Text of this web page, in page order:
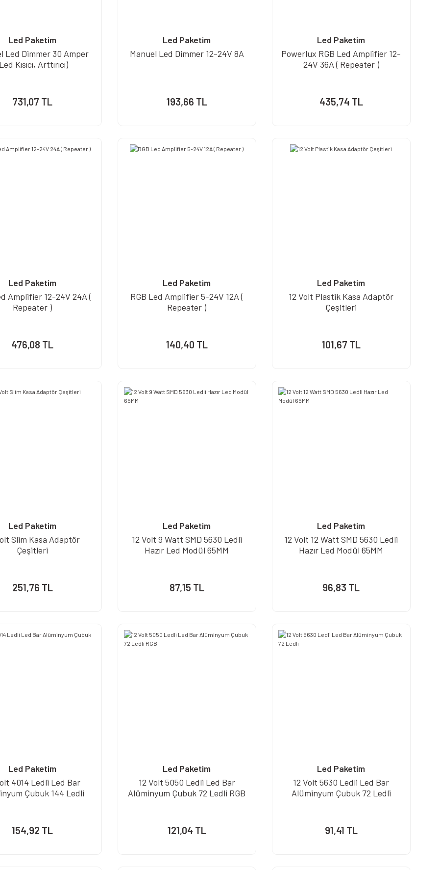
Led Paketim
Led Dimmer 30 Amper
Kısıcı, Arttırıcı)
731,07 TL
Led Paketim
Manuel Led Dimmer 12-24V 8A
193,66 TL
Led Paketim
Powerlux RGB Led Amplifier 12-
24V 36A ( Repeater )
435,74 TL
Led Paketim
Amplifier 12-24V 24A (
Repeater )
476,08 TL
Led Paketim
RGB Led Amplifier 5-24V 12A (
Repeater )
140,40 TL
Led Paketim
12 Volt Plastik Kasa Adaptör
Çeşitleri
101,67 TL
Led Paketim
Slim Kasa Adaptör
Çeşitleri
251,76 TL
Led Paketim
12 Volt 9 Watt SMD 5630 Ledli
Hazır Led Modül 65MM
87,15 TL
Led Paketim
12 Volt 12 Watt SMD 5630 Ledli
Hazır Led Modül 65MM
96,83 TL
Led Paketim
4014 Ledli Led Bar
Çubuk 144 Ledli
154,92 TL
Led Paketim
12 Volt 5050 Ledli Led Bar
Alüminyum Çubuk 72 Ledli RGB
121,04 TL
Led Paketim
12 Volt 5630 Ledli Led Bar
Alüminyum Çubuk 72 Ledli
91,41 TL